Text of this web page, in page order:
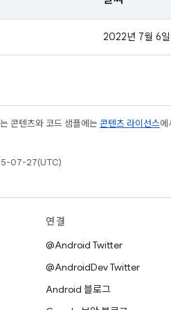
2022년 7월 6일
콘텐츠와 코드 샘플에는 콘텐츠 라이선스
07-27(UTC)
연결
@Android Twitter
@AndroidDev Twitter
Android 블로그